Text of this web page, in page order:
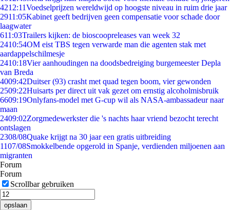
4212:11Voedselprijzen wereldwijd op hoogste niveau in ruim drie jaar
2911:05Kabinet geeft bedrijven geen compensatie voor schade door
laagwater
611:03Trailers kijken: de bioscoopreleases van week 32
2410:54OM eist TBS tegen verwarde man die agenten stak met
aardappelschilmesje
2410:18Vier aanhoudingen na doodsbedreiging burgemeester Depla
van Breda
4009:42Duitser (93) crasht met quad tegen boom, vier gewonden
2509:22Huisarts per direct uit vak gezet om ernstig alcoholmisbruik
6609:19Onlyfans-model met G-cup wil als NASA-ambassadeur naar
maan
2409:02Zorgmedewerkster die 's nachts haar vriend bezocht terecht
ontslagen
2308/08Quake krijgt na 30 jaar een gratis uitbreiding
1107/08Smokkelbende opgerold in Spanje, verdienden miljoenen aan
migranten
Forum
Forum
Scrollbar gebruiken
opslaan